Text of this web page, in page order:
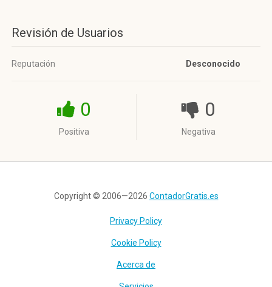
Revisión de Usuarios
Reputación Desconocido
0
Positiva
0
Negativa
Copyright © 2006—2026 ContadorGratis.es
Privacy Policy
Cookie Policy
Acerca de